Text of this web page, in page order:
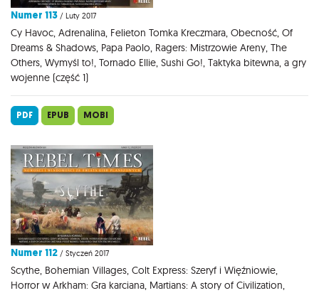
Numer 113 / Luty 2017
Cy Havoc, Adrenalina, Felieton Tomka Kreczmara, Obecność, Of
Dreams & Shadows, Papa Paolo, Ragers: Mistrzowie Areny, The
Others, Wymyśl to!, Tornado Ellie, Sushi Go!, Taktyka bitewna, a gry
wojenne (część 1)
PDF EPUB MOBI
Numer 112 / Styczeń 2017
Scythe, Bohemian Villages, Colt Express: Szeryf i Więźniowie,
Horror w Arkham: Gra karciana, Martians: A story of Civilization,